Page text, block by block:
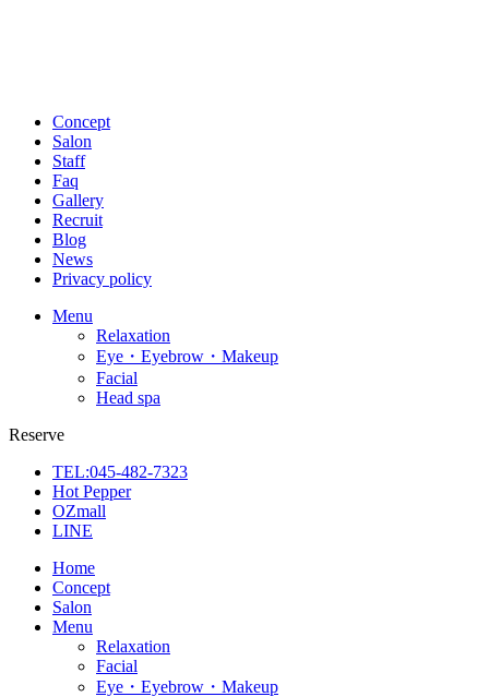
Concept
Salon
Staff
Faq
Gallery
Recruit
Blog
News
Privacy policy
Menu
Relaxation
Eye・Eyebrow・Makeup
Facial
Head spa
Reserve
TEL:045-482-7323
Hot Pepper
OZmall
LINE
Home
Concept
Salon
Menu
Relaxation
Facial
Eye・Eyebrow・Makeup